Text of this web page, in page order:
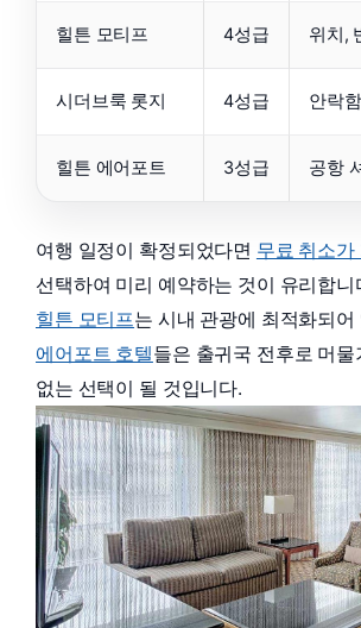
힐튼 모티프 4성급 위치,
시더브룩 롯지 4성급 안락
힐튼 에어포트 3성급 공항
여행 일정이 확정되었다면 무료 취소가
선택하여 미리 예약하는 것이 유리합니
힐튼 모티프는 시내 관광에 최적화되어
에어포트 호텔들은 출귀국 전후로 머
없는 선택이 될 것입니다.